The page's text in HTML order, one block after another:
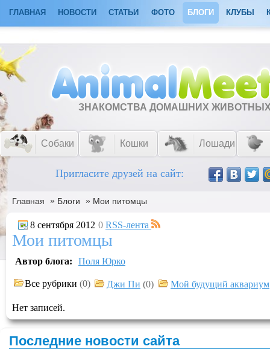
ГЛАВНАЯ НОВОСТИ СТАТЬИ ФОТО БЛОГИ КЛУБЫ
ЗНАКОМСТВА ДОМАШНИХ
Собаки Кошки Лошади
Пригласите друзей на сайт:
Главная » Блоги » Мои питомцы
8 сентября 2012 0 RSS-лента
Мои питомцы
Автор блога: Поля Юрко
Все рубрики (0) Джи Пи (0) Мой будущий аквариум
Нет записей.
Последние новости сайта